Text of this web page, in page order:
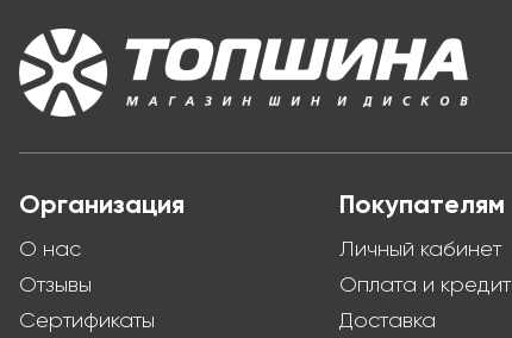
Организация
О нас
Отзывы
Сертификаты
Покупателям
Личный кабинет
Оплата и кредит
Доставка